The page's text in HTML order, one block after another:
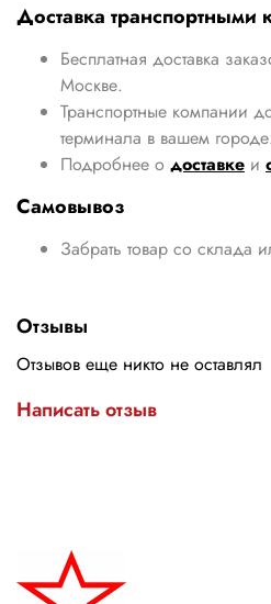
Доставка транспортными
Бесплатная доставка
Москве.
Транспортные компании
терминала в вашем
Подробнее о доставке и
Самовывоз
Забрать товар со склада
Отзывы
Отзывов еще никто не оставлял
Написать отзыв